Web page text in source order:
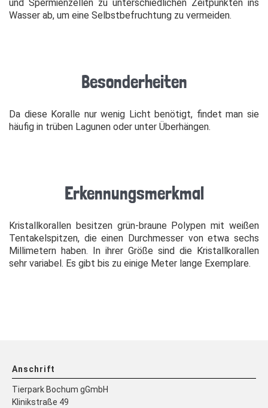
und Spermienzellen zu unterschiedlichen Zeitpunkten ins
Wasser ab, um eine Selbstbefruchtung zu vermeiden.
Besonderheiten
Da diese Koralle nur wenig Licht benötigt, findet man sie
häufig in trüben Lagunen oder unter Überhängen.
Erkennungsmerkmal
Kristallkorallen besitzen grün-braune Polypen mit weißen
Tentakelspitzen, die einen Durchmesser von etwa sechs
Millimetern haben. In ihrer Größe sind die Kristallkorallen
sehr variabel. Es gibt bis zu einige Meter lange Exemplare.
Anschrift
Tierpark Bochum gGmbH
Klinikstraße 49